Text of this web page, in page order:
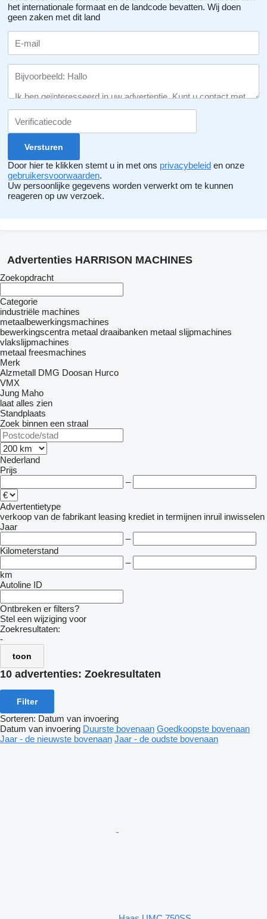
het internationale formaat en de landcode bevatten. Wij doen
geen zaken met dit land
Door hier te klikken stemt u in met ons privacybeleid en onze
gebruikersvoorwaarden.
Uw persoonlijke gegevens worden verwerkt om te kunnen
reageren op uw verzoek.
Advertenties HARRISON MACHINES
Zoekopdracht
Categorie
industriële machines
metaalbewerkingsmachines
bewerkingscentra metaal draaibanken metaal slijpmachines
vlakslijpmachines
metaal freesmachines
Merk
Alzmetall DMG Doosan Hurco
VMX
Jung Maho
laat alles zien
Standplaats
Zoek binnen een straal
Nederland
Prijs
–
Advertentietype
verkoop van de fabrikant leasing krediet in termijnen inruil inwisselen
Jaar
–
Kilometerstand
–
km
Autoline ID
Ontbreken er filters?
Stel een wijziging voor
Zoekresultaten:
-
toon
10 advertenties: Zoekresultaten
Filter
Sorteren: Datum van invoering
Datum van invoering Duurste bovenaan Goedkoopste bovenaan
Jaar - de nieuwste bovenaan Jaar - de oudste bovenaan